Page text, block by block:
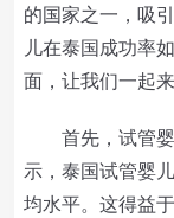
的国家之一，吸
儿在泰国成功率
面，让我们一起来
首先，试管婴
示，泰国试管婴
均水平。这得益